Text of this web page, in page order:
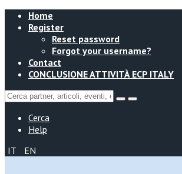
Home
Register
Reset password
Forgot your username?
Contact
CONCLUSIONE ATTIVITÀ ECP ITALY
Cerca
Help
IT
EN